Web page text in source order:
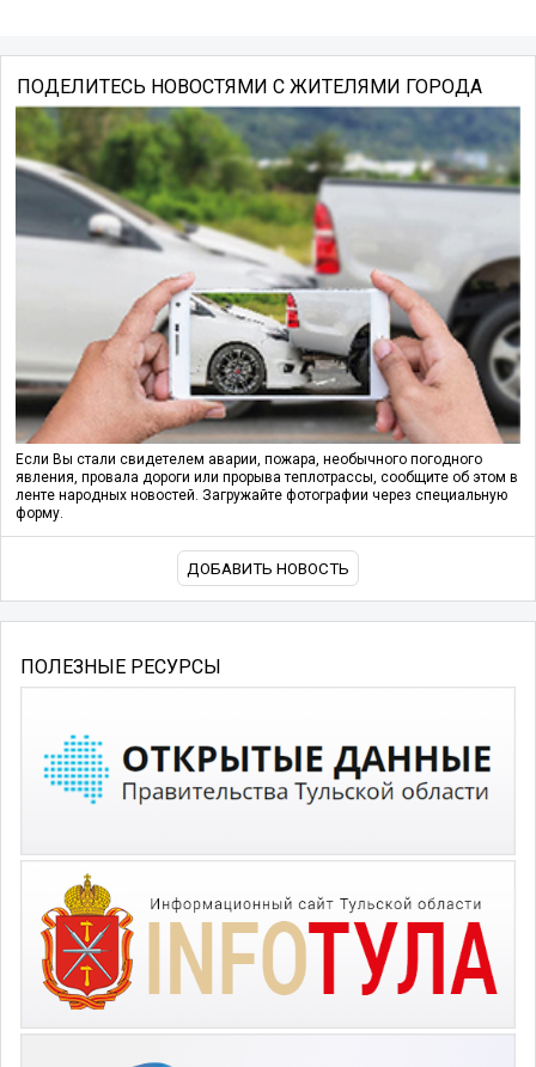
ПОДЕЛИТЕСЬ НОВОСТЯМИ С ЖИТЕЛЯМИ ГОРОДА
Если Вы стали свидетелем аварии, пожара, необычного погодного
явления, провала дороги или прорыва теплотрассы, сообщите об этом в
ленте народных новостей. Загружайте фотографии через специальную
форму.
ДОБАВИТЬ НОВОСТЬ
ПОЛЕЗНЫЕ РЕСУРСЫ